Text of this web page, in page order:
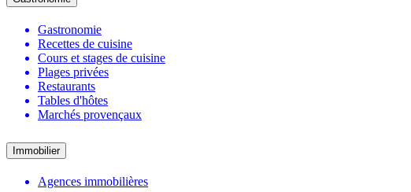
Gastronomie
Recettes de cuisine
Cours et stages de cuisine
Plages privées
Restaurants
Tables d'hôtes
Marchés provençaux
Immobilier
Agences immobilières